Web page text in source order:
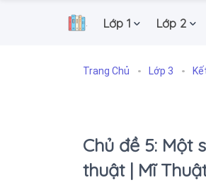
. Lớp 1 Lớp 2
Trang Chủ Lớp 3
Chủ đề 5: Một
thuật | Mĩ